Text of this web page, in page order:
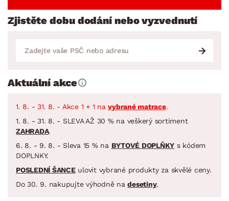
Zjistěte dobu dodání nebo vyzvednutí
Aktuální akce
1. 8. - 31. 8. - Akce 1 + 1 navybrané matrace.
1. 8. - 31. 8. - SLEVA AŽ 30 % na veškerý sortiment
ZAHRADA.
6. 8. - 9. 8. - Sleva 15 % na BYTOVÉ DOPLŇKY s kódem
DOPLNKY.
POSLEDNÍ ŠANCEulovit vybrané produkty za skvělé ceny.
Do 30. 9. nakupujte výhodně nadesetiny.